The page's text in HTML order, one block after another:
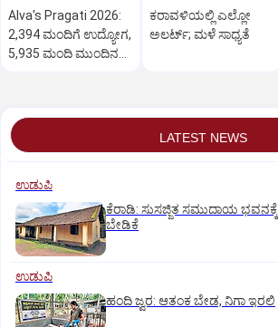
Alva's Pragati 2026:
2,394 ಮಂದಿಗೆ ಉದ್ಯೋಗ,
5,935 ಮಂದಿ ಮುಂದಿನ
ಕರಾವಳಿಯಲ್ಲಿ ಎಲ್ಲೋ
ಅಲರ್ಟ್‌; ಮಳೆ ಸಾಧ್ಯತೆ
LATEST NEWS
ಉಡುಪಿ
ಕೆರಾಡಿ: ಸುಸಜ್ಜಿತ ಸಮುದಾಯ ಭವನಕ್ಕೆ
ಬೇಡಿಕೆ
ಉಡುಪಿ
ಹಂದಿ ಜ್ವರ: ಆತಂಕ ಬೇಡ, ನಿಗಾ ಇರಲಿ